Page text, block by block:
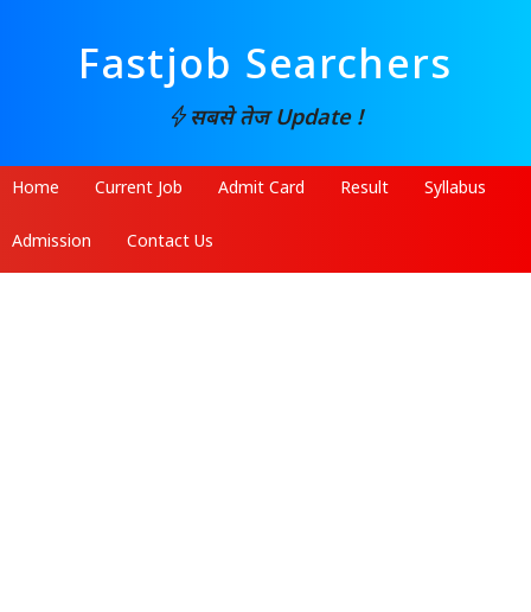
Fastjob Searchers
सबसे तेज Update !
Home Current Job Admit Card Result Syllabus
Admission Contact Us